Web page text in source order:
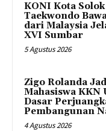
KONI Kota
Taekwondo
dari Malaysia
XVI Sumbar
5 Agustus 2026
Zigo Rolanda
Mahasiswa KKN
Dasar
Pembangunan
4 Agustus 2026